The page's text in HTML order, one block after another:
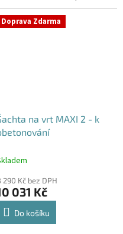
stání, komunikace
do míst vyšším...
Doprava Zdarma
na vrt MAXI 2 - k
290 Kč bez DPH
031 Kč
Do košíku